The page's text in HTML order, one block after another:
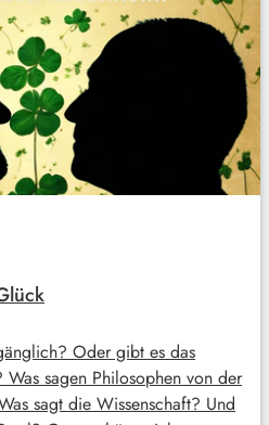
Oder gibt es das
sagen Philosophen von der
sagt die Wissenschaft? Und